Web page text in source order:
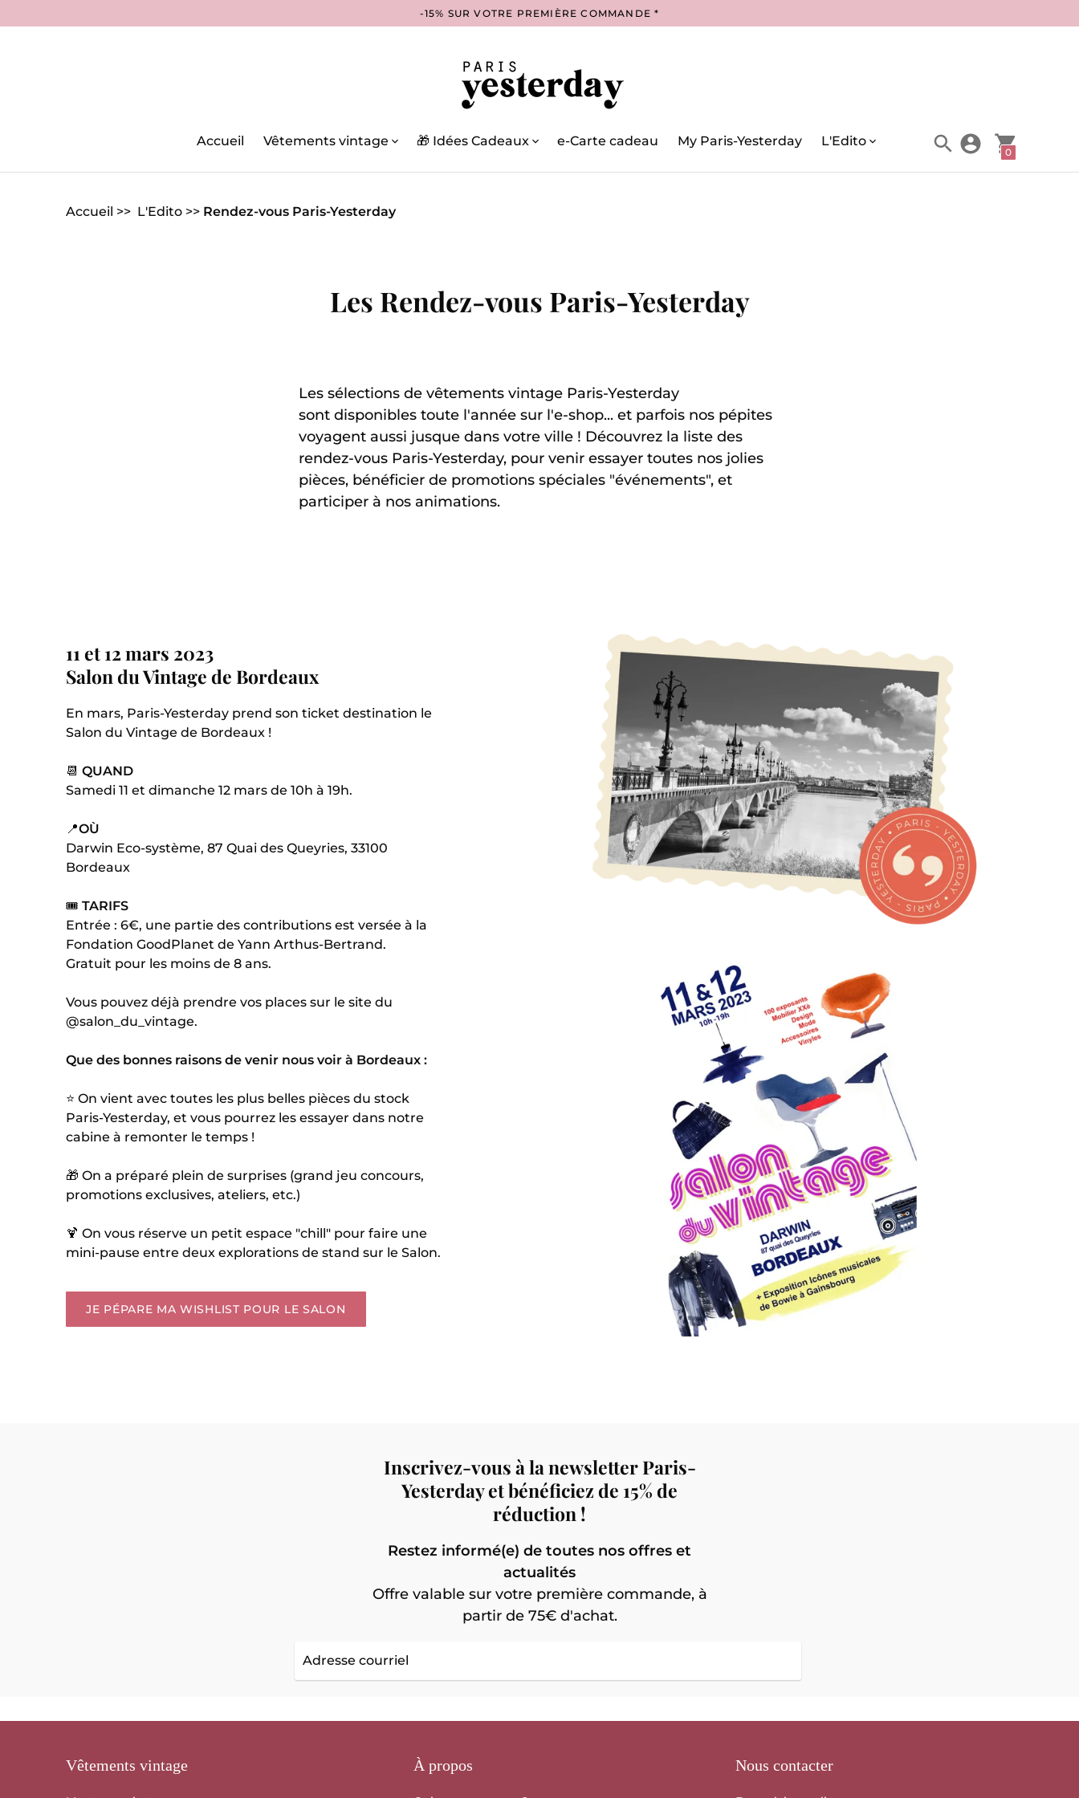
-15% SUR VOTRE PREMIÈRE COMMANDE *
Accueil Vêtements vintage 🎁 Idées Cadeaux e-Carte cadeau My Paris-Yesterday L'Edito
0
Accueil >> L'Edito >> Rendez-vous Paris-Yesterday
Les Rendez-vous Paris-Yesterday
Les sélections de vêtements vintage Paris-Yesterday
sont disponibles toute l'année sur l'e-shop... et parfois nos pépites
voyagent aussi jusque dans votre ville ! Découvrez la liste des
rendez-vous Paris-Yesterday, pour venir essayer toutes nos jolies
pièces, bénéficier de promotions spéciales "événements", et
participer à nos animations.
11 et 12 mars 2023
Salon du Vintage de Bordeaux
En mars, Paris-Yesterday prend son ticket destination le
Salon du Vintage de Bordeaux !
📆 QUAND
Samedi 11 et dimanche 12 mars de 10h à 19h.
📍OÙ
Darwin Eco-système, 87 Quai des Queyries, 33100
Bordeaux
🎟 TARIFS
Entrée : 6€, une partie des contributions est versée à la
Fondation GoodPlanet de Yann Arthus-Bertrand.
Gratuit pour les moins de 8 ans.
Vous pouvez déjà prendre vos places sur le site du
@salon_du_vintage.
Que des bonnes raisons de venir nous voir à Bordeaux :
⭐️ On vient avec toutes les plus belles pièces du stock
Paris-Yesterday, et vous pourrez les essayer dans notre
cabine à remonter le temps !
🎁 On a préparé plein de surprises (grand jeu concours,
promotions exclusives, ateliers, etc.)
🍹 On vous réserve un petit espace "chill" pour faire une
mini-pause entre deux explorations de stand sur le Salon.
JE PÉPARE MA WISHLIST POUR LE SALON
Inscrivez-vous à la newsletter Paris-
Yesterday et bénéficiez de 15% de
réduction !
Restez informé(e) de toutes nos offres et
actualités
Offre valable sur votre première commande, à
partir de 75€ d'achat.
Adresse
courriel
Vêtements vintage À propos Nous contacter